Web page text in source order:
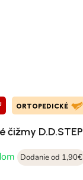
ORTOPEDICKÉ
čižmy D.D.STEP
Dodanie od 1,90€